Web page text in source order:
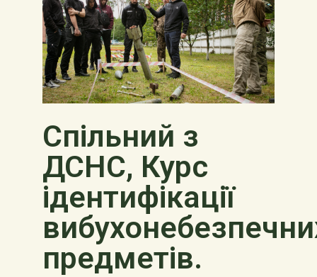
Спільний з
ДСНС, Курс
ідентифікації
предметів.